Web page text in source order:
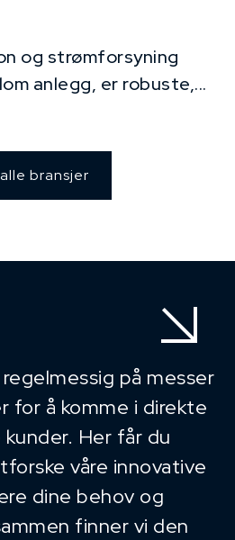
og strømforsyning
anlegg, er robuste,...
bransjer
på messer
for å komme i direkte
Her får du
våre innovative
dine behov og
finner vi den